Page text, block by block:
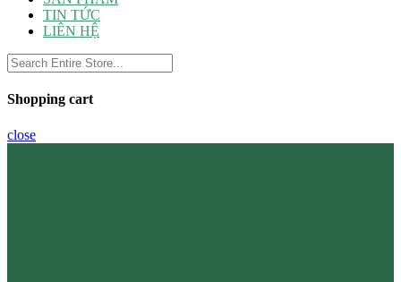
TIN TỨC
LIÊN HỆ
Shopping cart
close